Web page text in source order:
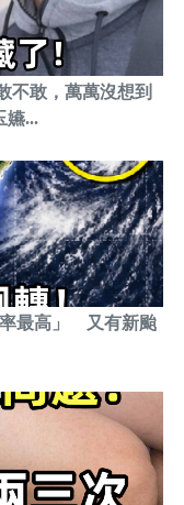
不敢，萬萬沒想到
嬿...
率最高」 又有新颱